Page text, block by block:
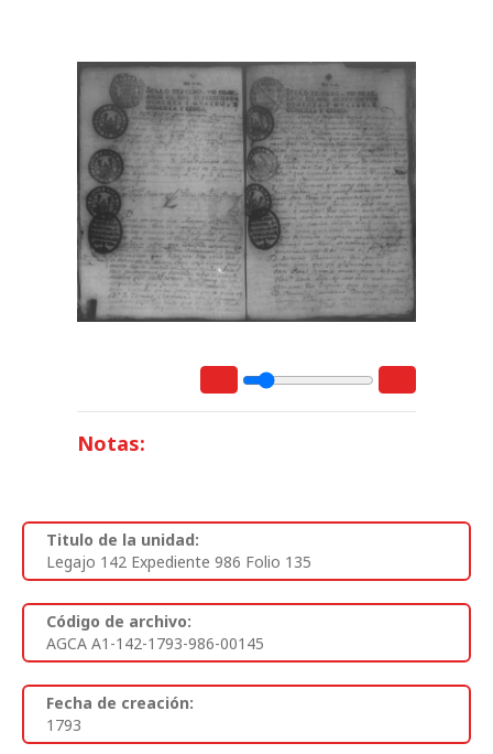
Notas:
Titulo de la unidad:
Legajo 142 Expediente 986 Folio 135
Código de archivo:
AGCA A1-142-1793-986-00145
Fecha de creación:
1793